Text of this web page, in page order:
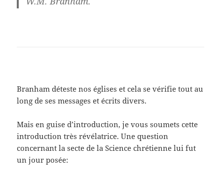
Branham déteste nos églises et cela se vérifie tout au
long de ses messages et écrits divers.
Mais en guise d’introduction, je vous soumets cette
introduction très révélatrice. Une question
concernant la secte de la Science chrétienne lui fut
un jour posée: